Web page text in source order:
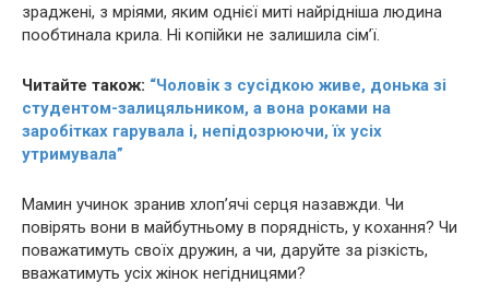
зраджені, з мріями, яким однієї миті найрідніша людина
пообтинала крила. Ні копійки не залишила сім’ї.
Читайте також: “Чоловік з сусідкою живе, донька зі
студентом-залицяльником, а вона роками на
заробітках гарувала і, непідозрюючи, їх усіх
утримувала”
Мамин учинок зpaнив хлоп’ячі серця назавжди. Чи
повірять вони в майбутньому в порядність, у кохання? Чи
поважатимуть своїх дружин, а чи, даруйте за різкість,
вважатимуть усіх жінок негідницями?